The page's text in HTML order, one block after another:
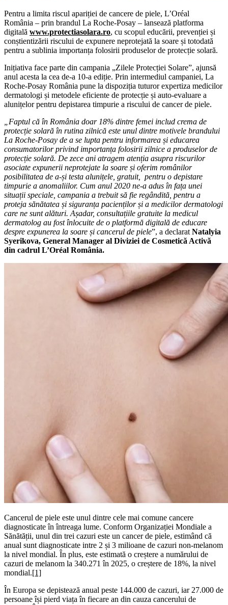
Pentru a limita riscul apariției de cancere de piele, L’Oréal
România – prin brandul La Roche-Posay – lansează platforma
digitală www.protectiasolara.ro, cu scopul educării, prevenției și
conștientizării riscului de expunere neprotejată la soare și totodată
pentru a sublinia importanța folosirii produselor de protecție solară.
Inițiativa face parte din campania „Zilele Protecției Solare”, ajunsă
anul acesta la cea de-a 10-a ediție. Prin intermediul campaniei, La
Roche-Posay România pune la dispoziția tuturor expertiza medicilor
dermatologi și metodele eficiente de protecție și auto-evaluare a
alunițelor pentru depistarea timpurie a riscului de cancer de piele.
„Faptul că în România doar 18% dintre femei includ crema de
protecție solară în rutina zilnică este unul dintre motivele brandului
La Roche-Posay de a se lupta pentru informarea și educarea
consumatorilor privind importanța folosirii zilnice a produselor de
protecție solară. De zece ani atragem atenția asupra riscurilor
asociate expunerii neprotejate la soare și oferim românilor
posibilitatea de a-și testa alunițele, gratuit, pentru o depistare
timpurie a anomaliilor. Cum anul 2020 ne-a adus în fața unei
situații speciale, campania a trebuit să fie regândită, pentru a
proteja sănătatea și siguranța pacienților și a medicilor dermatologi
care ne sunt alături. Așadar, consultațiile gratuite la medicul
dermatolog au fost înlocuite de o platformă digitală de educare
despre expunerea la soare și cancerul de piele”, a declarat Natalyia
Syerikova, General Manager al Diviziei de Cosmetică Activă
din cadrul L’Oréal România.
Cancerul de piele este unul dintre cele mai comune cancere
diagnosticate în întreaga lume. Conform Organizației Mondiale a
Sănătății, unul din trei cazuri este un cancer de piele, estimând că
anual sunt diagnosticate intre 2 și 3 milioane de cazuri non-melanom
la nivel mondial. În plus, este estimată o creștere a numărului de
cazuri de melanom la 340.271 în 2025, o creștere de 18%, la nivel
mondial.[1]
În Europa se depistează anual peste 144.000 de cazuri, iar 27.000 de
persoane își pierd viața în fiecare an din cauza cancerului de